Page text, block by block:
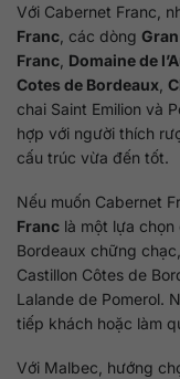
Với Cabernet Franc,
Franc , các dòng
Franc Domaine de
Cotes de Bordeaux
chai Saint Emilion và
hợp với người thích
cấu trúc vừa đến tốt.
Nếu muốn Cabernet
Franc là một lựa
Bordeaux chững
Castillon Côtes de
Lalande de Pomerol.
tiếp khách hoặc làm
Với Malbec, hướng